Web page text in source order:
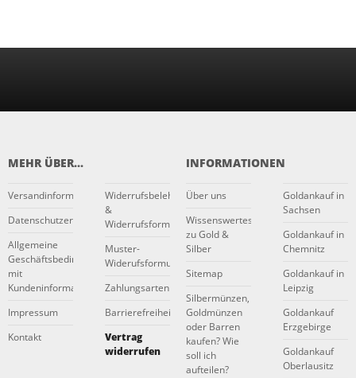
MEHR ÜBER...
Versandinformationen
Datenschutzerklärung
Allgemeine
Geschäftsbedingungen
mit
Kundeninformationen
Impressum
Kontakt
Widerrufsbelehrung
&
Widerrufsformular
Muster-
Widerufsformular
Zahlungsarten
Barrierefreiheitserklärung
Vertrag
widerrufen
INFORMATIONEN
Über uns
Wissenswertes
zu Gold &
Silber
Sitemap
Silbermünzen,
Goldmünzen
oder Barren
kaufen? Wie
soll ich
aufteilen?
Goldankauf in
Sachsen
Goldankauf in
Chemnitz
Goldankauf in
Leipzig
Goldankauf
Erzgebirge
Goldankauf
Oberlausitz